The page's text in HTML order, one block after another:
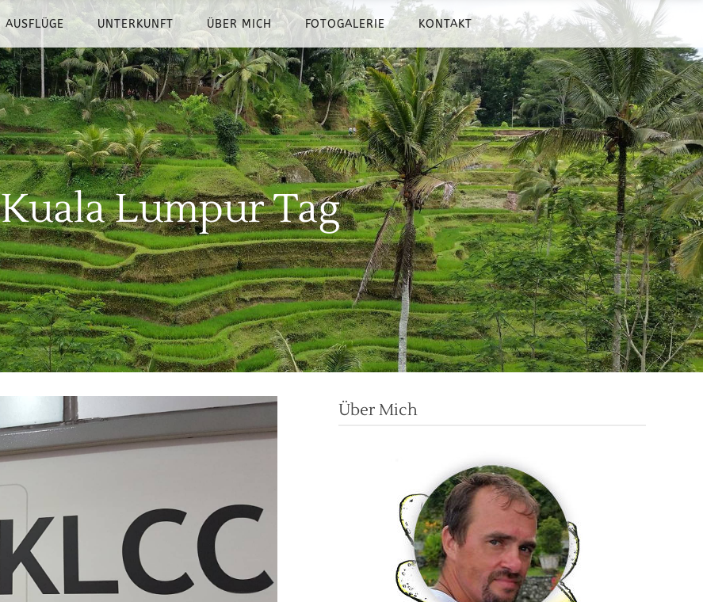
AUSFLÜGE UNTERKUNFT ÜBER MICH FOTOGALERIE KONTAKT
Kuala Lumpur Tag
Über Mich